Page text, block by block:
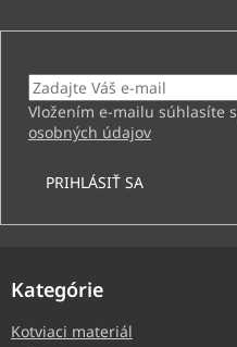
Vložením e-mailu súhlasíte s
osobných údajov
PRIHLÁSIŤ SA
Kategórie
Kotviaci materiál